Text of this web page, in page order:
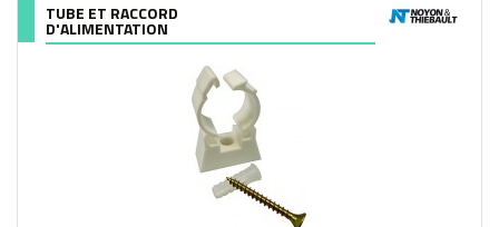
TUBE ET RACCORD
D'ALIMENTATION